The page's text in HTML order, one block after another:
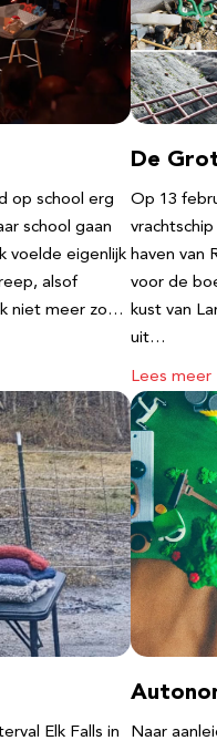
op school erg
school gaan
voelde eigenlijk
alsof
niet meer zo…
De
Op 13
haven van
voor de
kust van
uit…
Lees meer
Elk Falls in
Naar